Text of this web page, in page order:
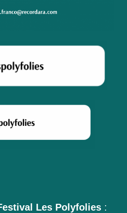
Les Polyfolies: